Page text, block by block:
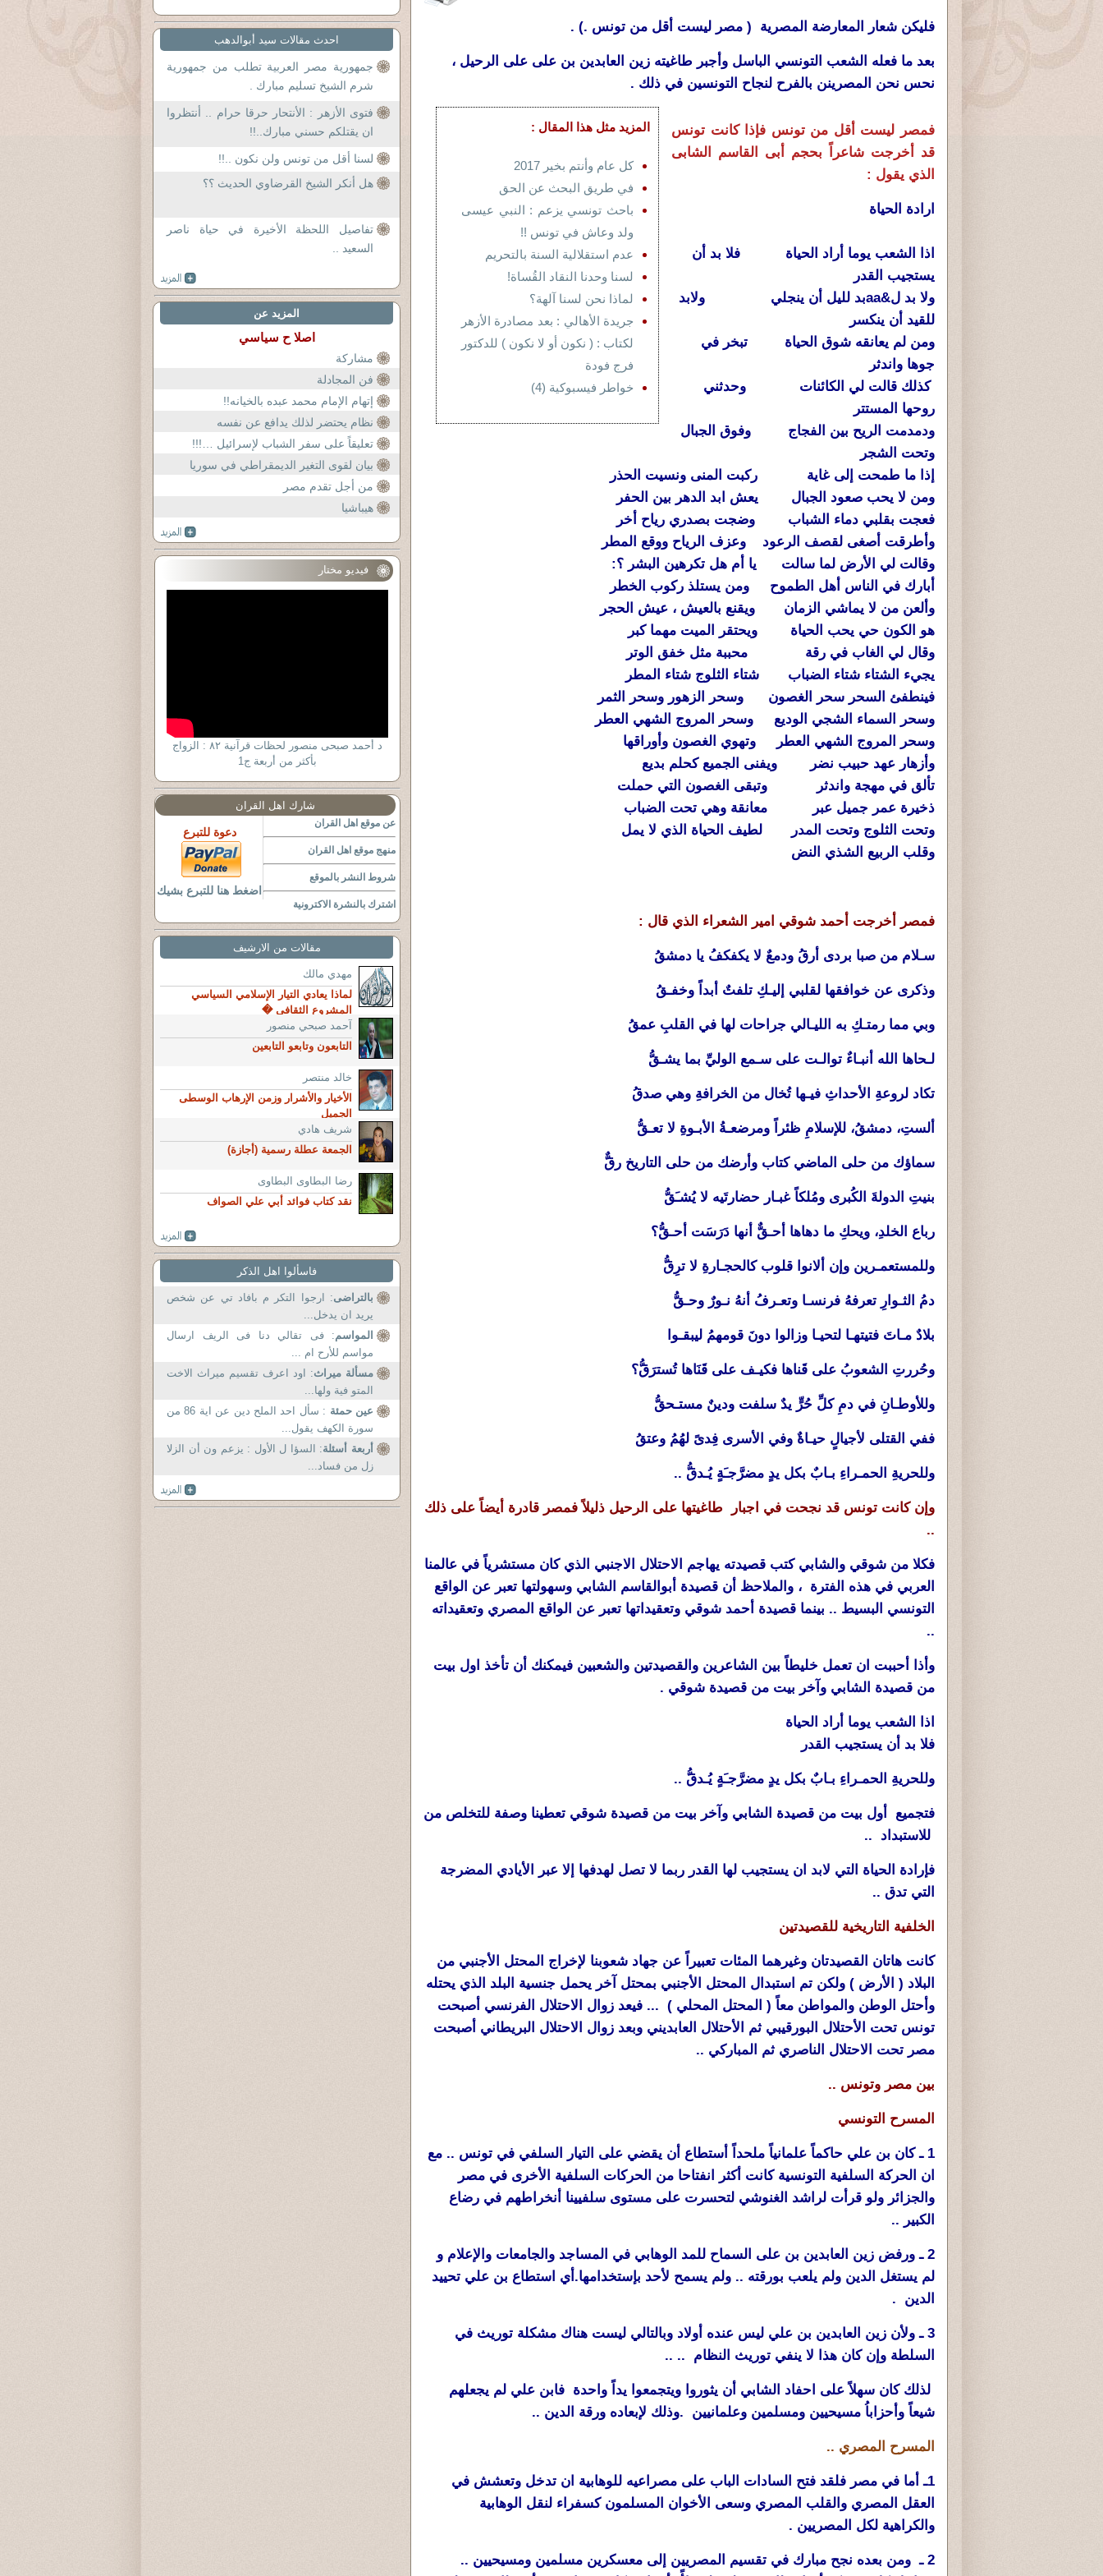
فليكن شعار المعارضة المصرية ( مصر ليست أقل من تونس .) .
بعد ما فعله الشعب التونسي الباسل وأجبر طاغيته زين العابدين بن على على الرحيل ،
نحس نحن المصرينن بالفرح لنجاح التونسين في ذلك .
المزيد مثل هذا المقال :
كل عام وأنتم بخير 2017
في طريق البحث عن الحق
باحث تونسي يزعم : النبي عيسى
ولد وعاش في تونس !!
عدم استقلالية السنة بالتحريم
لسنا وحدنا النقاد القُساة!
لماذا نحن لسنا آلهة؟
جريدة الأهالي : بعد مصادرة الأزهر
لكتاب : ( نكون أو لا نكون ) للدكتور
فرج فودة
خواطر فيسبوكية (4)
فمصر ليست أقل من تونس فإذا كانت تونس
قد أخرجت شاعراً بحجم أبى القاسم الشابى
الذي يقول :
ارادة الحياة
اذا الشعب يوما أراد الحياة فلا بد أن
يستجيب القدر
ولا بد ل&aaبد لليل أن ينجلي ولابد
للقيد أن ينكسر
ومن لم يعانقه شوق الحياة تبخر في
جوها واندثر
كذلك قالت لي الكائنات وحدثني
روحها المستتر
ودمدمت الريح بين الفجاج وفوق الجبال
وتحت الشجر
إذا ما طمحت إلى غاية ركبت المنى ونسيت الحذر
ومن لا يحب صعود الجبال يعش ابد الدهر بين الحفر
فعجت بقلبي دماء الشباب وضجت بصدري رياح أخر
وأطرقت أصغى لقصف الرعود وعزف الرياح ووقع المطر
وقالت لي الأرض لما سالت يا أم هل تكرهين البشر ؟:
أبارك في الناس أهل الطموح ومن يستلذ ركوب الخطر
وألعن من لا يماشي الزمان ويقنع بالعيش ، عيش الحجر
هو الكون حي يحب الحياة ويحتقر الميت مهما كبر
وقال لي الغاب في رقة محببة مثل خفق الوتر
يجيء الشتاء شتاء الضباب شتاء الثلوج شتاء المطر
فينطفئ السحر سحر الغصون وسحر الزهور وسحر الثمر
وسحر السماء الشجي الوديع وسحر المروج الشهي العطر
وسحر المروج الشهي العطر وتهوي الغصون وأوراقها
وأزهار عهد حبيب نضر ويفنى الجميع كحلم بديع
تألق في مهجة واندثر وتبقى الغصون التي حملت
ذخيرة عمر جميل عبر معانقة وهي تحت الضباب
وتحت الثلوج وتحت المدر لطيف الحياة الذي لا يمل
وقلب الربيع الشذي النض
فمصر أخرجت أحمد شوقي امير الشعراء الذي قال :
سـلام من صبا بردى أرقُ ودمعٌ لا يكفكفُ يا دمشقُ
وذكرى عن خوافقها لقلبي إليـكِ تلفتٌ أبداً وخفـقُ
وبي مما رمتـكِ به الليـالي جراحات لها في القلبِ عمقُ
لـحاها الله أنبـاءٌ توالـت على سـمع الوليِّ بما يشـقُّ
تكاد لروعةِ الأحداثِ فيـها تُخال من الخرافةِ وهي صدقُ
ألستِ، دمشقُ، للإسلامِ ظئراً ومرضعـةُ الأبـوةِ لا تعـقُّ
سماؤك من حلى الماضي كتاب وأرضك من حلى التاريخ رقٌّ
بنيتِ الدولةَ الكُبرى ومُلكاً غبـار حضارتَيه لا يُشـَقُّ
رباع الخلدِ، ويحكِ ما دهاها أحـقٌّ أنها دَرَسَت أحـقُّ؟
وللمستعمـرين وإن ألانوا قلوب كالحجـارةِ لا ترِقُّ
دمُ الثـوارِ تعرفهُ فرنسـا وتعـرفُ أنهُ نـورٌ وحـقُّ
بلادٌ مـاتَ فتيتهـا لتحيـا وزالوا دونَ قومهمُ ليبقـوا
وحُررتِ الشعوبُ على قَناها فكيـف على قَنَاها تُسترَقُّ؟
وللأوطـانِ في دمِ كلِّ حُرٍّ يدٌ سلفت ودينٌ مستـحقُّ
ففي القتلى لأجيالٍ حيـاةٌ وفي الأسرى فِدىً لهُمُ وعتقُ
وللحريةِ الحمـراءِ بـابٌ بكل يدٍ مضرَّجـَةٍ يُـدقُّ ..
وإن كانت تونس قد نجحت في اجبار طاغيتها على الرحيل ذليلاً فمصر قادرة أيضاً على ذلك
..
فكلا من شوقي والشابي كتب قصيدته يهاجم الاحتلال الاجنبي الذي كان مستشرياً في عالمنا
العربي في هذه الفترة ، والملاحظ أن قصيدة أبوالقاسم الشابي وسهولتها تعبر عن الواقع
التونسي البسيط .. بينما قصيدة أحمد شوقي وتعقيداتها تعبر عن الواقع المصري وتعقيداته
..
وأذا أحببت ان تعمل خليطاً بين الشاعرين والقصيدتين والشعبين فيمكنك أن تأخذ اول بيت
من قصيدة الشابي وآخر بيت من قصيدة شوقي .
اذا الشعب يوما أراد الحياة
فلا بد أن يستجيب القدر
وللحريةِ الحمـراءِ بـابٌ بكل يدٍ مضرَّجـَةٍ يُـدقُّ ..
فتجميع أول بيت من قصيدة الشابي وآخر بيت من قصيدة شوقي تعطينا وصفة للتخلص من
للاستبداد ..
فإرادة الحياة التي لابد ان يستجيب لها القدر ربما لا تصل لهدفها إلا عبر الأيادي المضرجة
التي تدق ..
الخلفية التاريخية للقصيدتين
كانت هاتان القصيدتان وغيرهما المئات تعبيراً عن جهاد شعوبنا لإخراج المحتل الأجنبي من
البلاد ( الأرض ) ولكن تم استبدال المحتل الأجنبي بمحتل آخر يحمل جنسية البلد الذي يحتله
وأحتل الوطن والمواطن معاً ( المحتل المحلي ) ... فيعد زوال الاحتلال الفرنسي أصبحت
تونس تحت الأحتلال البورقيبي ثم الأحتلال العابديني وبعد زوال الاحتلال البريطاني أصبحت
مصر تحت الاحتلال الناصري ثم المباركي ..
بين مصر وتونس ..
المسرح التونسي
1 ـ كان بن علي حاكماً علمانياً ملحداً أستطاع أن يقضي على التيار السلفي في تونس .. مع
ان الحركة السلفية التونسية كانت أكثر انفتاحا من الحركات السلفية الأخرى في مصر
والجزائر ولو قرأت لراشد الغنوشي لتحسرت على مستوى سلفيينا أنخراطهم في رضاع
الكبير ..
2 ـ ورفض زين العابدين بن على السماح للمد الوهابي في المساجد والجامعات والإعلام و
لم يستغل الدين ولم يلعب بورقته .. ولم يسمح لأحد بإستخدامها.أي استطاع بن علي تحييد
الدين .
3 ـ ولأن زين العابدين بن علي ليس عنده أولاد وبالتالي ليست هناك مشكلة توريث في
السلطة وإن كان هذا لا ينفي توريث النظام .. ..
لذلك كان سهلاً على احفاد الشابي أن يثوروا ويتجمعوا يداً واحدة فابن علي لم يجعلهم
شيعاً وأحزاباُ مسيحيين ومسلمين وعلمانيين .وذلك لإبعاده ورقة الدين ..
المسرح المصري ..
1ـ أما في مصر فلقد فتح السادات الباب على مصراعيه للوهابية ان تدخل وتعشش في
العقل المصري والقلب المصري وسعى الأخوان المسلمون كسفراء لنقل الوهابية
والكراهية لكل المصريين .
2 ـ ومن بعده نجح مبارك في تقسيم المصريين إلى معسكرين مسلمين ومسيحيين ..
احدث مقالات سيد أبوالدهب
جمهورية مصر العربية تطلب من جمهورية
شرم الشيخ تسليم مبارك .
فتوى الأزهر : الأنتحار حرقا حرام .. أنتظروا
ان يقتلكم حسني مبارك..!!
لسنا أقل من تونس ولن نكون ..!!
هل أنكر الشيخ القرضاوي الحديث ؟؟
تفاصيل اللحظة الأخيرة في حياة ناصر
السعيد ..
المزيد عن
اصلا ح سياسي
مشاركة
فن المجادلة
إتهام الإمام محمد عبده بالخيانه!!
نظام يحتضر لذلك يدافع عن نفسه
تعليقاً على سفر الشباب لإسرائيل …!!!
بيان لقوى التغير الديمقراطي في سوريا
من أجل تقدم مصر
هيباشيا
فيديو مختار
د أحمد صبحى منصور لحظات قرآنية ٨٢ : الزواج
بأكثر من أربعة ج1
شارك اهل القران
عن موقع اهل القران
منهج موقع اهل القران
شروط النشر بالموقع
اشترك بالنشرة الاكترونية
دعوة للتبرع
اضغط هنا للتبرع بشيك
مقالات من الارشيف
مهدي مالك
لماذا يعادي التيار الإسلامي السياسي
المشروع الثقافي �
آحمد صبحي منصور
التابعون وتابعو التابعين
خالد منتصر
الأخيار والأشرار وزمن الإرهاب الوسطى
الجميل
شريف هادي
الجمعة عطلة رسمية (أجازة)
رضا البطاوى البطاوى
نقد كتاب فوائد أبي علي الصواف
فاسألوا اهل الذكر
بالتراضى: ارجوا التكر م بافاد تي عن شخص
يريد ان يدخل...
المواسم: فى تقالي دنا فى الريف ارسال
مواسم للأرح ام ...
مسألة ميراث: اود اعرف تقسيم ميراث الاخت
المتو فية ولها...
عين حمئة
: سأل احد الملح دين عن اية 86 من
سورة الكهف يقول...
أربعة أسئلة: السؤا ل الأول : يزعم ون أن الزلا
زل من فساد...